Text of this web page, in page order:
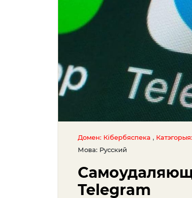
Домен: Кібербяспека ,
Мова: Русский
Telegram